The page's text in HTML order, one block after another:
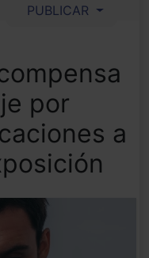
PUBLICAR
por
a